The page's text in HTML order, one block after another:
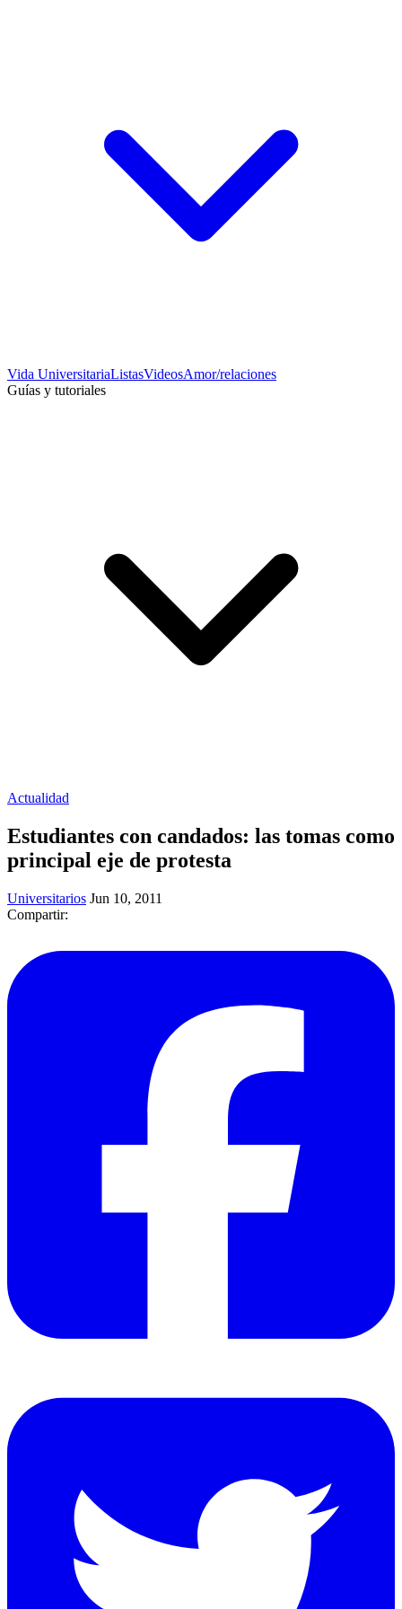
Vida UniversitariaListasVideosAmor/relaciones
Guías y tutoriales
Actualidad
Estudiantes con candados: las tomas como
principal eje de protesta
Universitarios Jun 10, 2011
Compartir: